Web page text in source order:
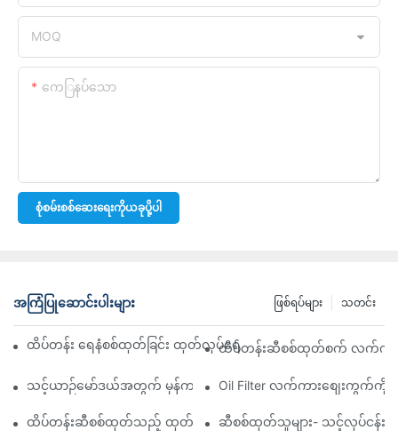
MOQ
ကေြနပ်သော
စုံစမ်းစစ်ဆေးရေးကိုယခုပို့ပါ
အကြံပြုဆောင်းပါးများ သတင်း
ဖြစ်ရပ်များ
ထိပ်တန်း ရေနံစစ်ထုတ်ခြင်း ထုတ်လုပ်ရေးကုမ္ပဏီများ- ပြည့်စုံသော ခ
ထိပ်တန်းဆီစစ်ထုတ်စက် လက်ကား
သင့်ယာဉ်မော်ဒယ်အတွက် မှန်ကန်သော ဆီစစ်ထုတ်စက်ကို ရွေးချယ်ခြင်း-
Oil Filter လက်ကားစျေးကွက်ကို
ထိပ်တန်းဆီစစ်ထုတ်သည့် ထုတ်လုပ်သူများနှင့် ၎င်းတို့၏ ဆန်းသစ်တီထွင်မှု
ဆီစစ်ထုတ်သူများ- သင့်လုပ်ငန်း